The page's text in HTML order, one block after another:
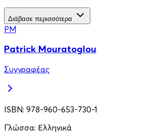
Διάβασε περισσότερα
PM
Patrick Mouratoglou
Συγγραφέας
ISBN: 978-960-653-730-1
Γλώσσα: Ελληνικά